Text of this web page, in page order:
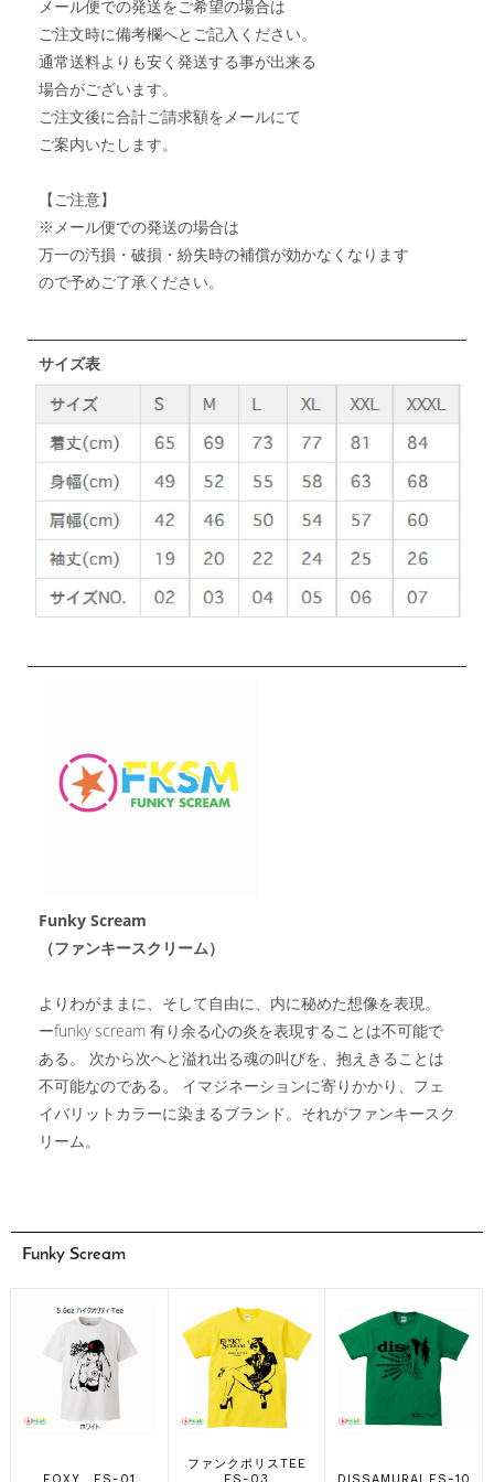
メール便での発送をご希望の場合は
ご注文時に備考欄へとご記入ください。
通常送料よりも安く発送する事が出来る
場合がございます。
ご注文後に合計ご請求額をメールにて
ご案内いたします。
【ご注意】
※メール便での発送の場合は
万一の汚損・破損・紛失時の補償が効かなくなります
ので予めご了承ください。
サイズ表
Funky Scream
（ファンキースクリーム）
よりわがままに、そして自由に、内に秘めた想像を表現。
ーfunky scream 有り余る心の炎を表現することは不可能で
ある。 次から次へと溢れ出る魂の叫びを、抱えきることは
不可能なのである。 イマジネーションに寄りかかり、フェ
イバリットカラーに染まるブランド。それがファンキースク
リーム。
Funky Scream
ファンクポリスTEE